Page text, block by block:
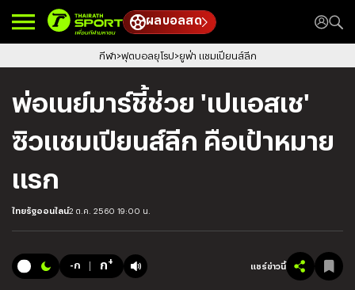
ผลบอลสด
กีฬา ฟุตบอลยุโรป ยูฟ่า แชมเปียนส์ลีก
พ่อเนย์มาร์ชี้ช่วย 'เปแอสเช'
ซิวแชมเปียนส์ลีก คือเป้าหมาย
แรก
ไทยรัฐออนไลน์2 ต.ค. 2560 19:00 น.
-ก ก+ แชร์ข่าวนี้